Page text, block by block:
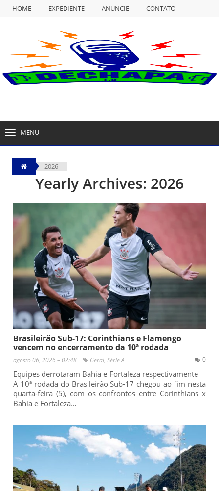
HOME EXPEDIENTE ANUNCIE
CONTATO
EXPEDIENTE ANUNCIE
MENU
2026
Yearly Archives: 2026
Brasileirão Sub-17: Corinthians e Flamengo
vencem no encerramento da 10ª rodada
agosto 06, 2026 – 02:48 Geral, Série A 0
Equipes derrotaram Bahia e Fortaleza respectivamente
A 10ª rodada do Brasileirão Sub-17 chegou ao fim nesta
quarta-feira (5), com os confrontos entre Corinthians x
Bahia e Fortaleza…